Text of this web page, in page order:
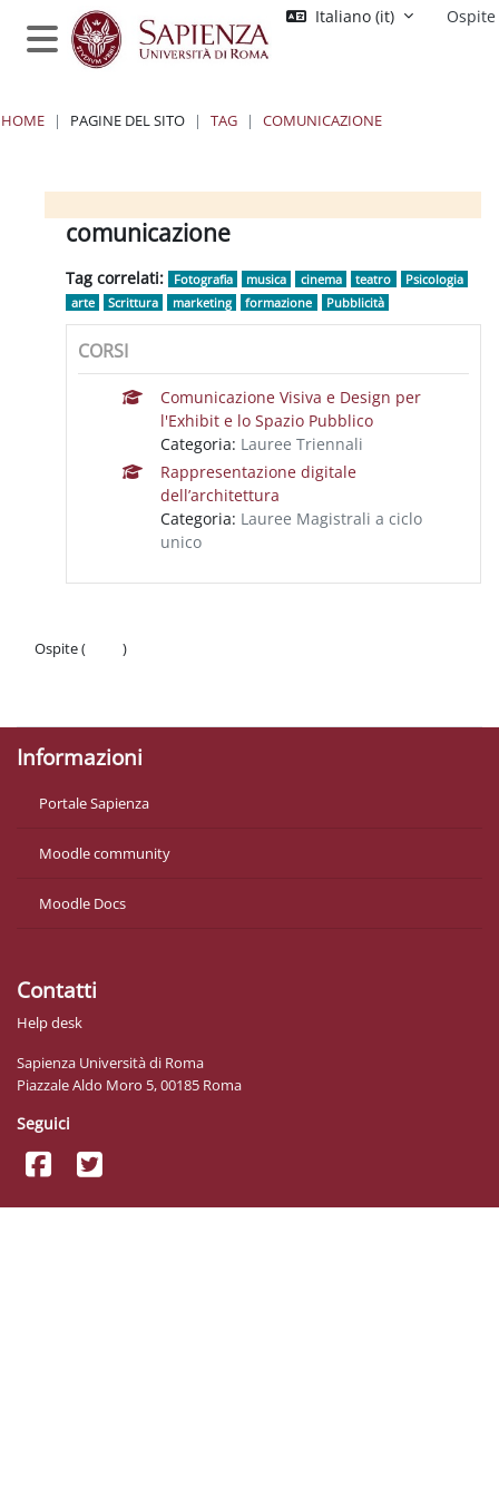
Vai al contenuto principale
Pannello laterale
Italiano ‎(it)‎ Ospite
HOME PAGINE DEL SITO TAG COMUNICAZIONE
Blocchi
Blocchi
Blocchi
Blocchicomunicazione
Tag correlati: Fotografia musica cinema teatro
Psicologia
arte
Scrittura marketing formazione Pubblicità
CORSI
Comunicazione Visiva e Design per
l'Exhibit e lo Spazio Pubblico
Categoria: Lauree Triennali
Rappresentazione digitale
dell’architettura
Categoria: Lauree Magistrali a ciclo
unico
Ospite (
)
Informazioni
Portale Sapienza
Moodle community
Moodle Docs
Contatti
Help desk
Sapienza Università di Roma
Piazzale Aldo Moro 5, 00185 Roma
Seguici